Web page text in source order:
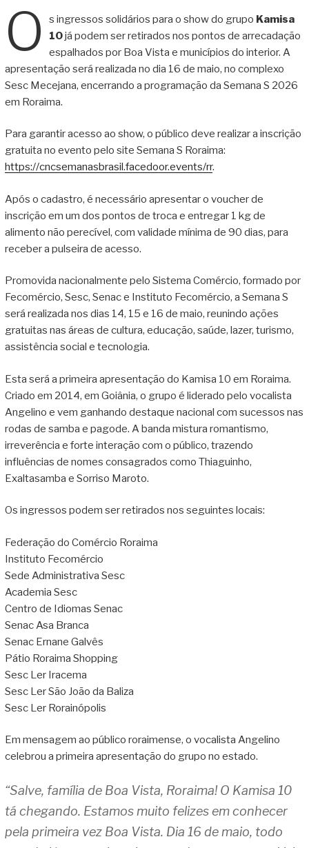
O s ingressos solidários para o show do grupo Kamisa
10já podem ser retirados nos pontos de arrecadação
espalhados por Boa Vista e municípios do interior. A
apresentação será realizada no dia 16 de maio, no complexo
Sesc Mecejana, encerrando a programação da Semana S 2026
em Roraima.
Para garantir acesso ao show, o público deve realizar a inscrição
gratuita no evento pelo site Semana S Roraima:
https://cncsemanasbrasil.facedoor.events/rr.
Após o cadastro, é necessário apresentar o voucher de
inscrição em um dos pontos de troca e entregar 1 kg de
alimento não perecível, com validade mínima de 90 dias, para
receber a pulseira de acesso.
Promovida nacionalmente pelo Sistema Comércio, formado por
Fecomércio, Sesc, Senac e Instituto Fecomércio, a Semana S
será realizada nos dias 14, 15 e 16 de maio, reunindo ações
gratuitas nas áreas de cultura, educação, saúde, lazer, turismo,
assistência social e tecnologia.
Esta será a primeira apresentação do Kamisa 10 em Roraima.
Criado em 2014, em Goiânia, o grupo é liderado pelo vocalista
Angelino e vem ganhando destaque nacional com sucessos nas
rodas de samba e pagode. A banda mistura romantismo,
irreverência e forte interação com o público, trazendo
influências de nomes consagrados como Thiaguinho,
Exaltasamba e Sorriso Maroto.
Os ingressos podem ser retirados nos seguintes locais:
Federação do Comércio Roraima
Instituto Fecomércio
Sede Administrativa Sesc
Academia Sesc
Centro de Idiomas Senac
Senac Asa Branca
Senac Ernane Galvês
Pátio Roraima Shopping
Sesc Ler Iracema
Sesc Ler São João da Baliza
Sesc Ler Rorainópolis
Em mensagem ao público roraimense, o vocalista Angelino
celebrou a primeira apresentação do grupo no estado.
“Salve, família de Boa Vista, Roraima! O Kamisa 10
tá chegando. Estamos muito felizes em conhecer
pela primeira vez Boa Vista. Dia 16 de maio, todo